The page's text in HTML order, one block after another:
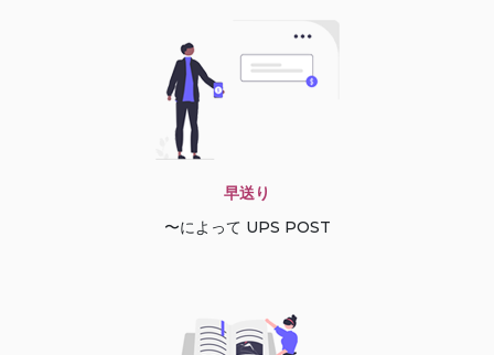
早送り
〜によって UPS POST